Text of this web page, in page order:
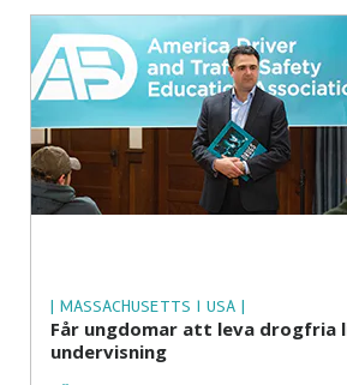
| MASSACHUSETTS I USA |
Får ungdomar att leva drogfria
undervisning